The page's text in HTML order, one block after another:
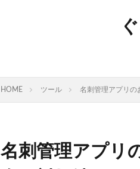
HOME ツール 名刺管理アプリの
名刺管理アプリ